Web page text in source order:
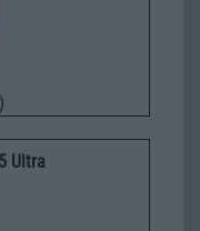
Ultra